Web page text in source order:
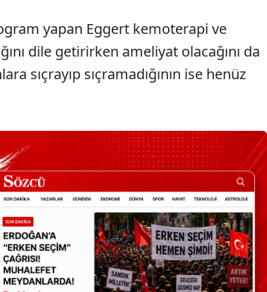
yapan Eggert kemoterapi ve
dile getirirken ameliyat olacağını da
sıçrayıp sıçramadığının ise henüz